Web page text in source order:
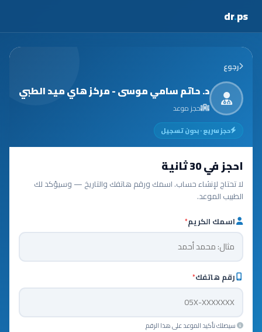
dr.ps
رجوع
د. حاتم سامي موسى - مركز هاي ميد الطبي
حجز موعد
حجز سريع · بدون تسجيل
احجز في 30 ثانية
لا تحتاج لإنشاء حساب. اسمك ورقم هاتفك والتاريخ — وسيؤكد لك
الطبيب الموعد.
اسمك الكريم*
رقم هاتفك*
سيصلك تأكيد الموعد على هذا الرقم